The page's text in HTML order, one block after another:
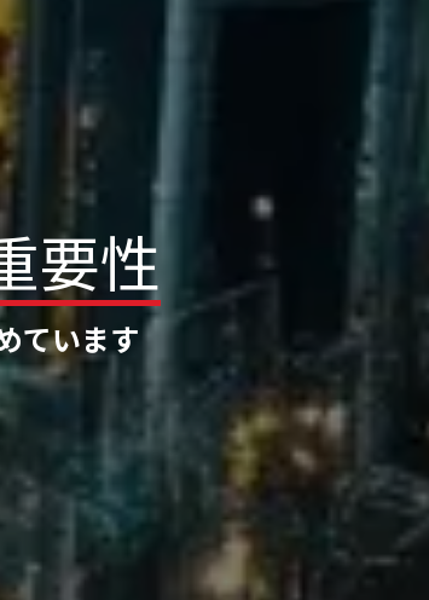
要性
ています